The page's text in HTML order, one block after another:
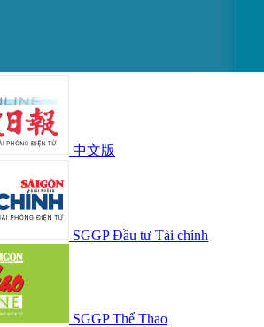
中文版
SGGP Đầu tư Tài chính
SGGP Thể Thao